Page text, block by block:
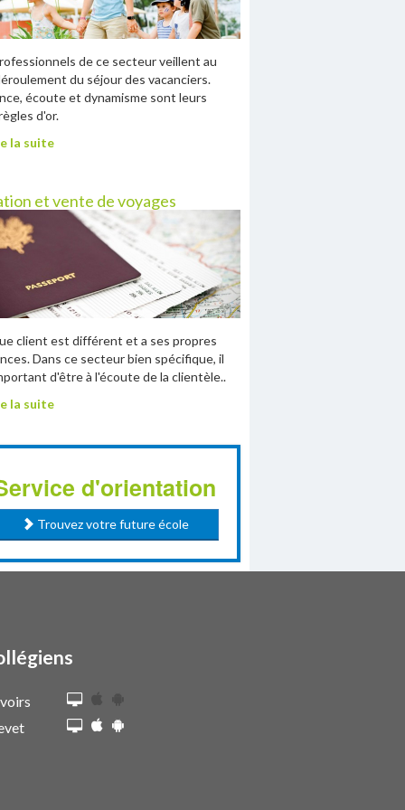
de ce secteur veillent au
du séjour des vacanciers.
écoute et dynamisme sont leurs
d'or.
la suite
et vente de voyages
client est différent et a ses propres
Dans ce secteur bien spécifique, il
d'être à l'écoute de la clientèle..
la suite
d'orientation
Trouvez votre future école